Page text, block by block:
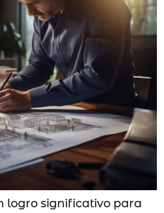
logro significativo para